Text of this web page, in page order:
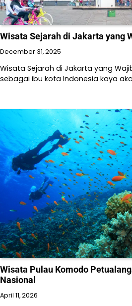
Wisata Sejarah di Jakarta yang
December 31, 2025
Wisata Sejarah di Jakarta yang
sebagai ibu kota Indonesia kaya
Wisata Pulau Komodo
Nasional
April 11, 2026